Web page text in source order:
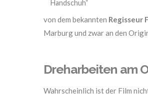
Handschuh“
von dem bekannten Regisseur
Marburg und zwar an den
Dreharbeiten am
Wahrscheinlich ist der Film